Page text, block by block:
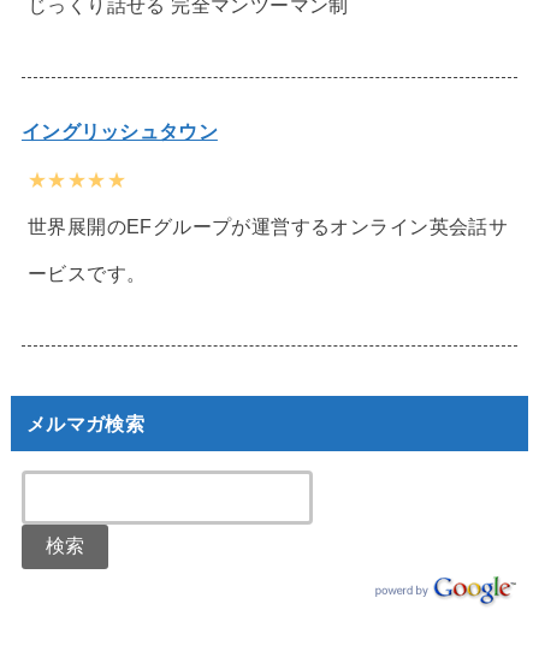
じっくり話せる 完全マンツーマン制
イングリッシュタウン
★★★★★
世界展開のEFグループが運営するオンライン英会話サ
ービスです。
メルマガ検索